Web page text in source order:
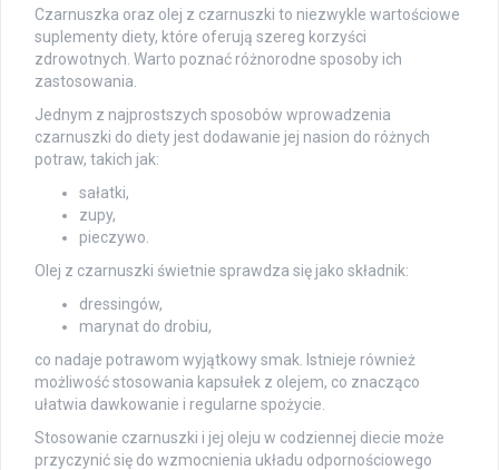
Czarnuszka oraz olej z czarnuszki to niezwykle wartościowe
suplementy diety, które oferują szereg korzyści
zdrowotnych. Warto poznać różnorodne sposoby ich
zastosowania.
Jednym z najprostszych sposobów wprowadzenia
czarnuszki do diety jest dodawanie jej nasion do różnych
potraw, takich jak:
sałatki,
zupy,
pieczywo.
Olej z czarnuszki świetnie sprawdza się jako składnik:
dressingów,
marynat do drobiu,
co nadaje potrawom wyjątkowy smak. Istnieje również
możliwość stosowania kapsułek z olejem, co znacząco
ułatwia dawkowanie i regularne spożycie.
Stosowanie czarnuszki i jej oleju w codziennej diecie może
przyczynić się do wzmocnienia układu odpornościowego